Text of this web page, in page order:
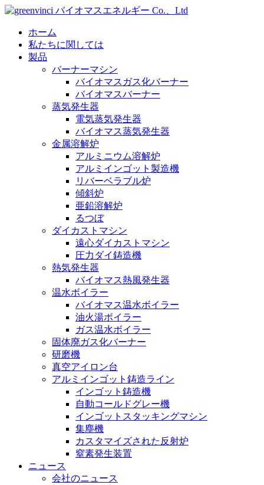
ホーム
私たちに関しては
製品
バーナーマシン
バイオマスガス化バーナー
バイオマスバーナー
蒸気発生器
電気蒸気発生器
バイオマス蒸気発生器
金属溶解炉
アルミニウム溶解炉
アルミインゴット製造機
リバーベラブル炉
傾斜炉
亜鉛溶解炉
るつぼ
ダイカストマシン
遠心ダイカストマシン
圧力ダイ鋳造機
熱気発生器
バイオマス熱風発生器
温水ボイラー
バイオマス温水ボイラー
油火湯ボイラー
ガス温水ボイラー
固体廃ガス化バーナー
研磨機
真空アイロン台
アルミインゴット鋳造ライン
インゴット鋳造機
自動コールドグレー機
インゴットスタッキングマシン
集塵機
カスタマイズされた反射炉
窒素発生装置
ニュース
会社のニュース